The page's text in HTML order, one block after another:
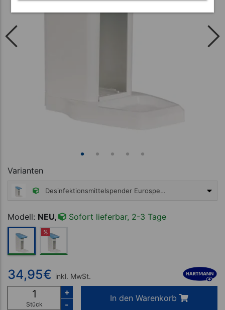
Varianten
Desinfektionsmittelspender Eurospender Safety plus, ohne Pumpe, 350/500 ml Flaschen
Modell: NEU, Sofort lieferbar, 2-3 Tage
%
34,95€ inkl. MwSt.
Stück
+
-
In den Warenkorb